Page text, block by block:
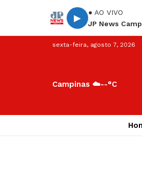
▶
● AO VIVO
JP News
sexta-feira, agosto 7, 2026
Campinas ☁️--°C